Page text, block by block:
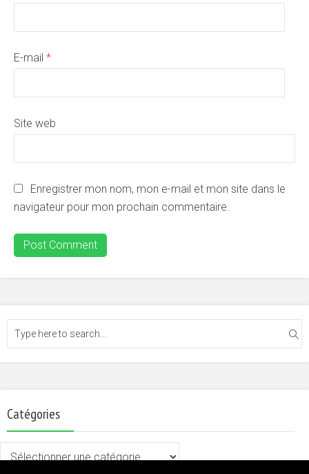
E-mail *
Site web
Enregistrer mon nom, mon e-mail et mon site dans le
navigateur pour mon prochain commentaire.
Catégories